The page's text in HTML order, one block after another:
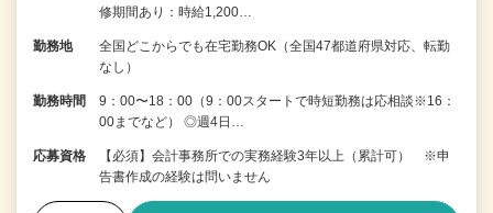
修期間あり：時給1,200…
勤務地
全国どこからでも在宅勤務OK（全国47都道府県対応、転勤
なし）
勤務時間
9：00〜18：00（9：00スタートで時短勤務は応相談※16：
00までなど） ◎週4日…
応募資格
【必須】会計事務所での実務経験3年以上（累計可） ※申
告書作成の経験は問いません